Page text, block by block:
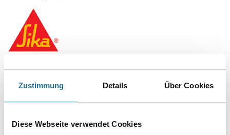
Zustimmung Details Über Cookies
Diese Webseite verwendet Cookies
Sikafloor Multicryl Plus 15,0 lt Kieselgrau
Art-Nr.:1012-007399
Farbtonbezeichnung